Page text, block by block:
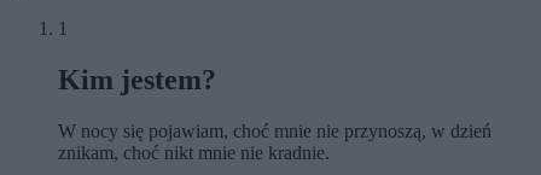
1
Kim jestem?
W nocy się pojawiam, choć mnie nie przynoszą, w dzień
znikam, choć nikt mnie nie kradnie.